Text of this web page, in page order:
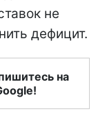
не
дефицит.
на